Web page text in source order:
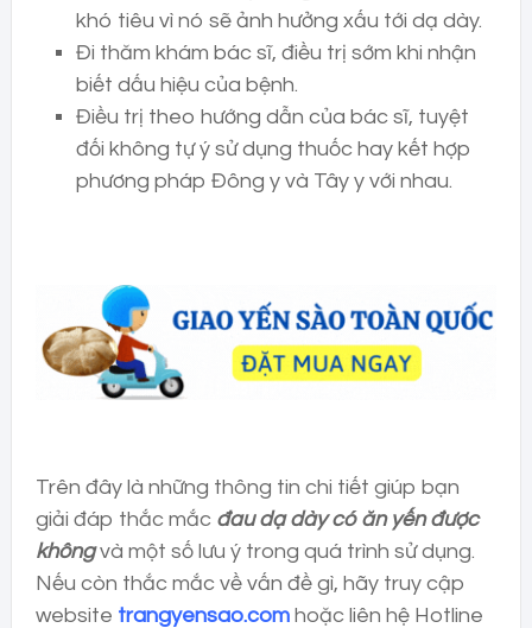
khó tiêu vì nó sẽ ảnh hưởng xấu tới dạ dày.
Đi thăm khám bác sĩ, điều trị sớm khi nhận
biết dấu hiệu của bệnh.
Điều trị theo hướng dẫn của bác sĩ, tuyệt
đối không tự ý sử dụng thuốc hay kết hợp
phương pháp Đông y và Tây y với nhau.
Trên đây là những thông tin chi tiết giúp bạn
giải đáp thắc mắc đau dạ dày có ăn yến được
khôngvà một số lưu ý trong quá trình sử dụng.
Nếu còn thắc mắc về vấn đề gì, hãy truy cập
website trangyensao.comhoặc liên hệ Hotline